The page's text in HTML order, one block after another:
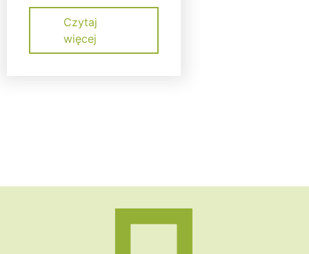
Czytaj
więcej